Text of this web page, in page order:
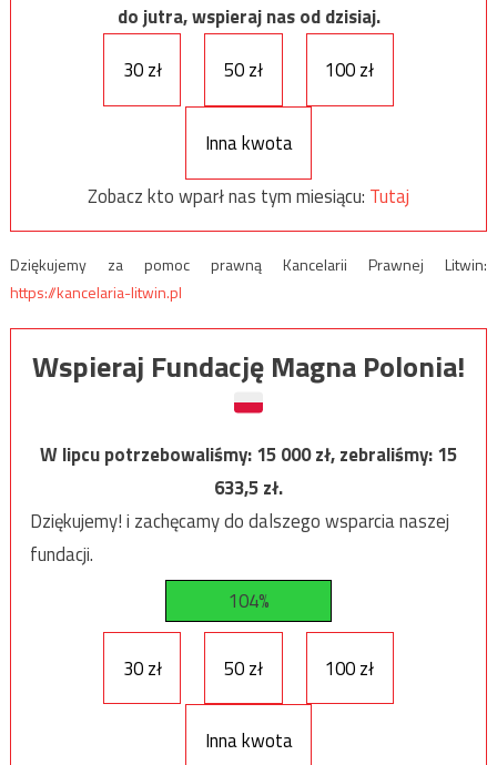
do jutra, wspieraj nas od dzisiaj.
30 zł
50 zł 100 zł
Inna kwota
Zobacz kto wparł nas tym miesiącu: Tutaj
Dziękujemy za pomoc prawną Kancelarii Prawnej Litwin:
https://kancelaria-litwin.pl
Wspieraj Fundację Magna Polonia!
W lipcu potrzebowaliśmy:15 000zł, zebraliśmy:15
633,5zł.
Dziękujemy! i zachęcamy do dalszego wsparcia naszej
fundacji.
104%
30 zł 50 zł 100 zł
Inna kwota